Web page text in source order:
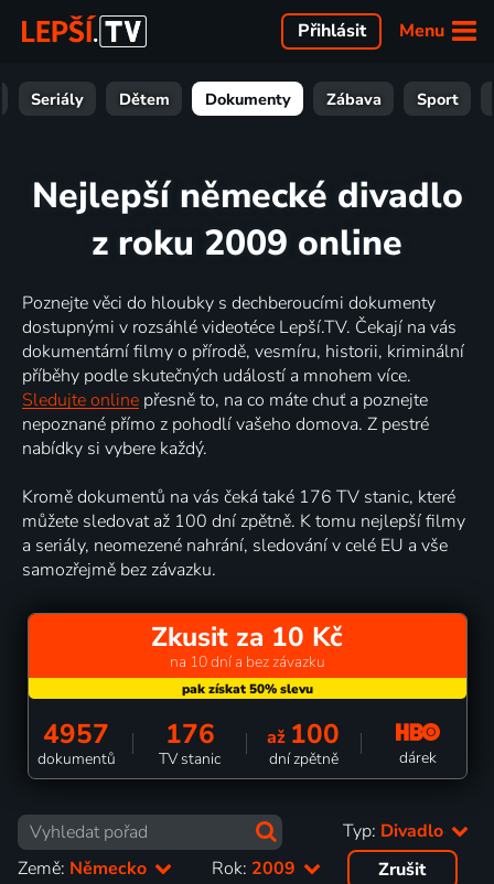
Menu
Přihlásit
Seriály Dětem Dokumenty Zábava Sport
Nejlepší německé divadlo
z roku 2009 online
Poznejte věci do hloubky s dechberoucími dokumenty
dostupnými v rozsáhlé videotéce Lepší.TV. Čekají na vás
dokumentární filmy o přírodě, vesmíru, historii, kriminální
příběhy podle skutečných událostí a mnohem více.
Sledujte online přesně to, na co máte chuť a poznejte
nepoznané přímo z pohodlí vašeho domova. Z pestré
nabídky si vybere každý.
Kromě dokumentů na vás čeká také 176 TV stanic, které
můžete sledovat až 100 dní zpětně. K tomu nejlepší filmy
a seriály, neomezené nahrání, sledování v celé EU a vše
samozřejmě bez závazku.
Zkusit za 10 Kč
na 10 dní a bez závazku
4957
dokumentů
176
TV stanic
až 100
dní zpětně dárek
Typ: Divadlo
Země: Německo Rok: 2009 Zrušit